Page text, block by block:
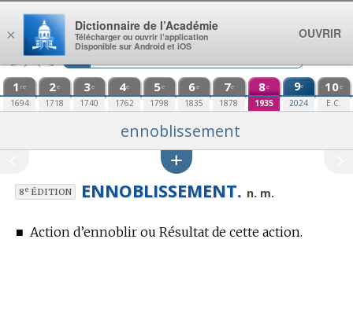
Aller au contenu
1 re
1694
2e
1718
3e
1740
4e
1762
5e
1798
6e
1835
7e
1878
8e
1935
9e
2024
10e
E.C.
ennoblissement
8eÉDITION ENNOBLISSEMENT. n. m.
■ Action d’ennoblir ou Résultat de cette action.
×
Dictionnaire de l’Académie
Télécharger ou ouvrir l’application
Disponible sur Android et iOS
OUVRIR